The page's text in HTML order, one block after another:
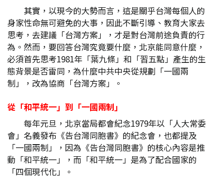
其實，以現今的大勢而言，這是關乎台灣每個人的
身家性命無可避免的大事，因此不斷引導、教育大家去
思考，去建議「台灣方案」，才是對台灣前途負責的行
為。然而，要回答台灣究竟要什麼，北京能同意什麼，
必須首先思考1981年「葉九條」和「習五點」產生的生
態背景是否雷同，為什麼中共中央從規劃「一國兩
制」，改為協商「台灣方案」。
從「和平統一」到「一國兩制」
每年元旦，北京當局都會紀念1979年以「人大常委
會」名義發布《告台灣同胞書》的紀念會，也都提及
「一國兩制」，因為《告台灣同胞書》的核心內容是推
動「和平統一」，而「和平統一」是為了配合國家的
「四個現代化」。